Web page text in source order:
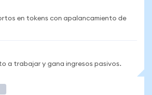
en tokens con apalancamiento de
a trabajar y gana ingresos pasivos.